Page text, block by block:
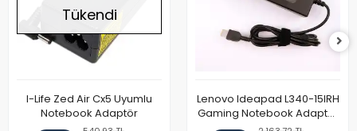
Tükendi
I-Life Zed Air Cx5 Uyumlu
Notebook Adaptör
Lenovo Ideapad L340-15IRH
Gaming Notebook Adaptör
Cihazı Şarj Aleti (150W)